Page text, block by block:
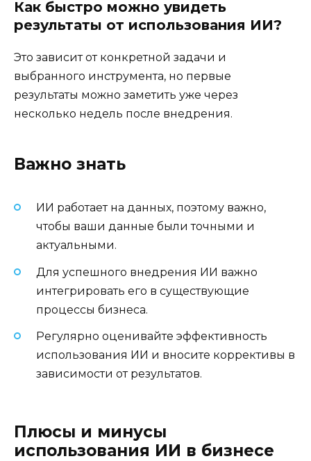
Как быстро можно увидеть
результаты от использования ИИ?
Это зависит от конкретной задачи и
выбранного инструмента, но первые
результаты можно заметить уже через
несколько недель после внедрения.
Важно знать
ИИ работает на данных, поэтому важно,
чтобы ваши данные были точными и
актуальными.
Для успешного внедрения ИИ важно
интегрировать его в существующие
процессы бизнеса.
Регулярно оценивайте эффективность
использования ИИ и вносите коррективы в
зависимости от результатов.
Плюсы и минусы
использования ИИ в бизнесе